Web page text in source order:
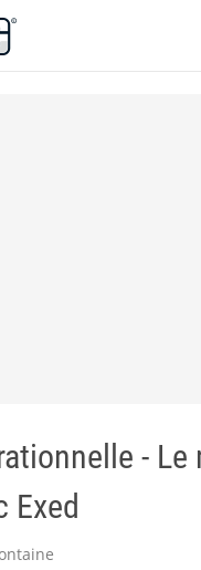
-
Exed